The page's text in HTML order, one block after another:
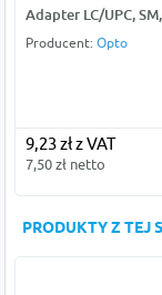
Adapter LC/UPC,
Producent: Opto
9,23 zł z VAT
7,50 zł netto
PRODUKTY Z TEJ